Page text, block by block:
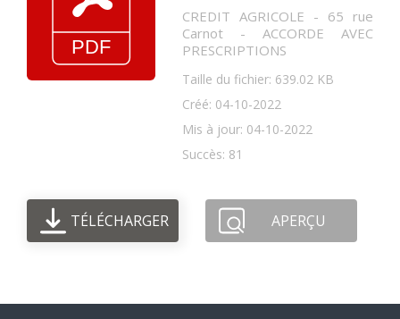
CREDIT AGRICOLE - 65 rue
Carnot - ACCORDE AVEC
PRESCRIPTIONS
Taille du fichier: 639.02 KB
Créé: 04-10-2022
Mis à jour: 04-10-2022
Succès: 81
TÉLÉCHARGER APERÇU